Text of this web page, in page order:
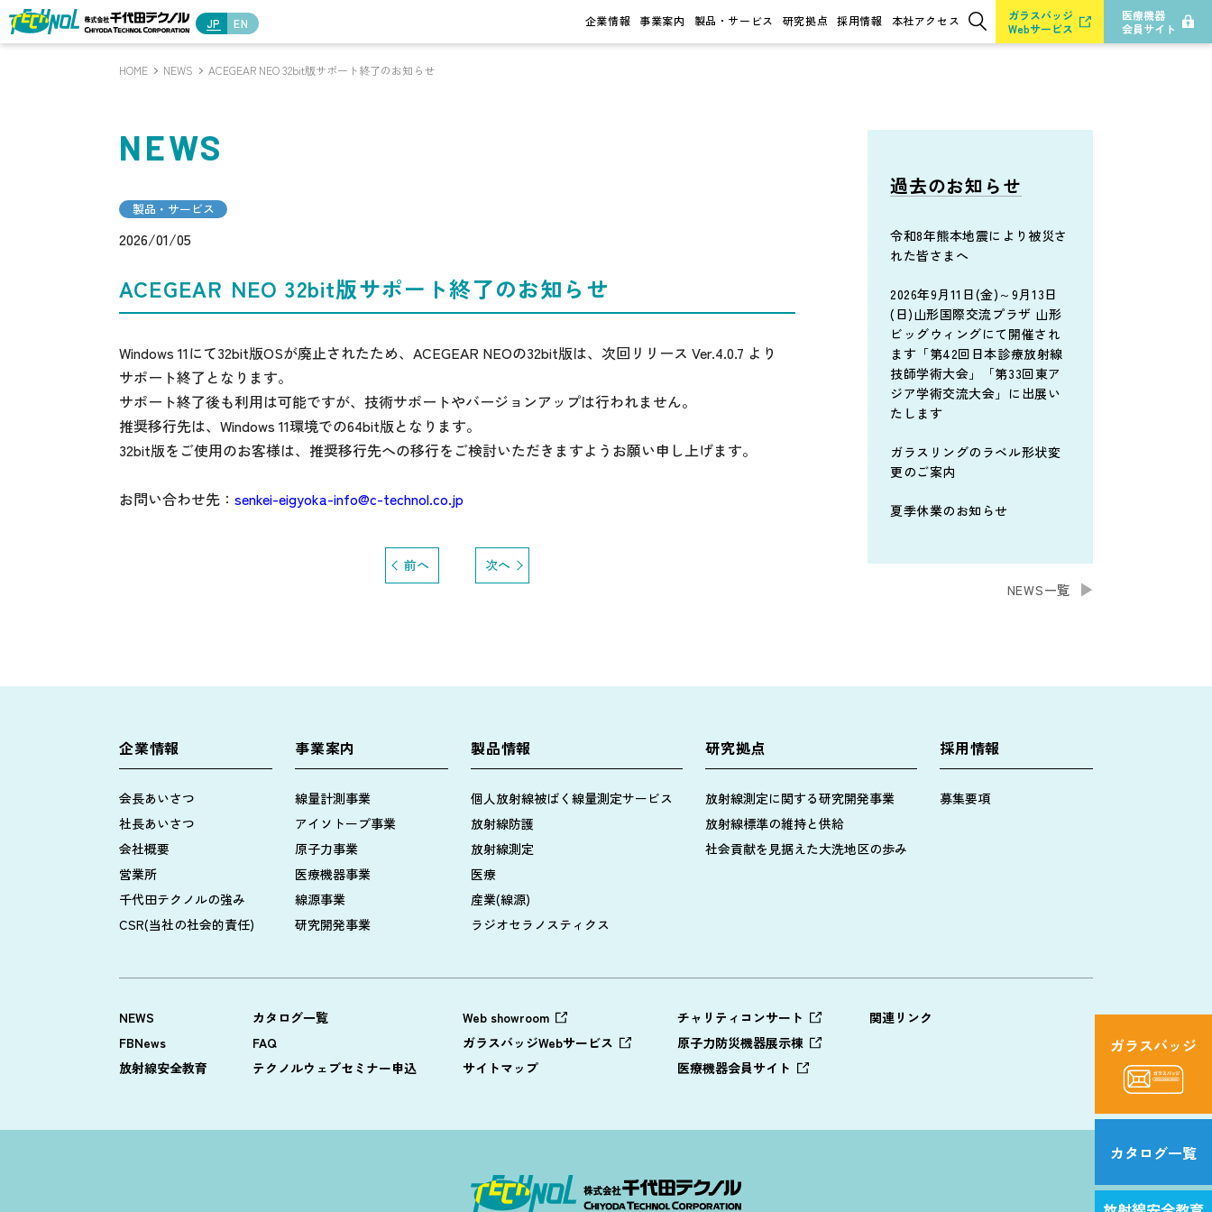
JP EN 企業情報 事業案内 製品・サービス 研究拠点 採用情報 本社アクセス
ガラスバッジ
Webサービス
医療機器
会員サイト
HOME NEWS ACEGEAR NEO 32bit版サポート終了のお知らせ
NEWS
製品・サービス
2026/01/05
ACEGEAR NEO 32bit版サポート終了のお知らせ
Windows 11にて32bit版OSが廃止されたため、ACEGEAR NEOの32bit版は、次回リリース Ver.4.0.7 より
サポート終了となります。
サポート終了後も利用は可能ですが、技術サポートやバージョンアップは行われません。
推奨移行先は、Windows 11環境での64bit版となります。
32bit版をご使用のお客様は、推奨移行先への移行をご検討いただきますようお願い申し上げます。
お問い合わせ先： senkei-eigyoka-info@c-technol.co.jp
前へ 次へ
過去のお知らせ
令和8年熊本地震により被災さ
れた皆さまへ
2026年9月11日(金)～9月13日
(日)山形国際交流プラザ 山形
ビッグウィングにて開催され
ます「第42回日本診療放射線
技師学術大会」「第33回東ア
ジア学術交流大会」に出展い
たします
ガラスリングのラベル形状変
更のご案内
夏季休業のお知らせ
NEWS一覧
ガラスバッジ
カタログ一覧
企業情報
会長あいさつ
社長あいさつ
会社概要
営業所
千代田テクノルの強み
CSR(当社の社会的責任)
事業案内
線量計測事業
アイソトープ事業
原子力事業
医療機器事業
線源事業
研究開発事業
製品情報
個人放射線被ばく線量測定サービス
放射線防護
放射線測定
医療
産業(線源)
ラジオセラノスティクス
研究拠点
放射線測定に関する研究開発事業
放射線標準の維持と供給
社会貢献を見据えた大洗地区の歩み
採用情報
募集要項
NEWS カタログ一覧 Web showroom チャリティコンサート
関連リンク
FBNews
FAQ ガラスバッジWebサービス
原子力防災機器展示棟
放射線安全教育
テクノルウェブセミナー申込 サイトマップ 医療機器会員サイト